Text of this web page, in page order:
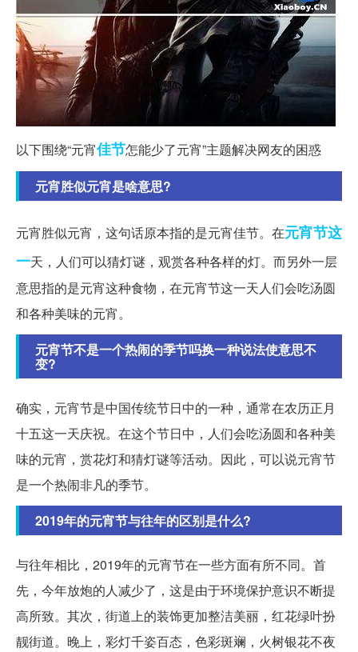
以下围绕“元宵佳节怎能少了元宵”主题解决网友的困惑
元宵胜似元宵是啥意思?
元宵胜似元宵，这句话原本指的是元宵佳节。在元宵节这
一天，人们可以猜灯谜，观赏各种各样的灯。而另外一层
意思指的是元宵这种食物，在元宵节这一天人们会吃汤圆
和各种美味的元宵。
元宵节不是一个热闹的季节吗换一种说法使意思不
变?
确实，元宵节是中国传统节日中的一种，通常在农历正月
十五这一天庆祝。在这个节日中，人们会吃汤圆和各种美
味的元宵，赏花灯和猜灯谜等活动。因此，可以说元宵节
是一个热闹非凡的季节。
2019年的元宵节与往年的区别是什么?
与往年相比，2019年的元宵节在一些方面有所不同。首
先，今年放炮的人减少了，这是由于环境保护意识不断提
高所致。其次，街道上的装饰更加整洁美丽，红花绿叶扮
靓街道。晚上，彩灯千姿百态，色彩斑斓，火树银花不夜